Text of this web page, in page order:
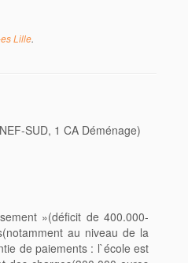
Lille.
SUD, 1 CA Déménage)
»(déficit de 400.000-
au niveau de la
de paiements : l`école est